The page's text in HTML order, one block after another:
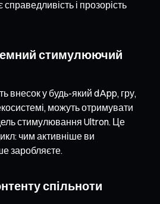
і прозорість
стимулюючий
внесок у будь-який dApp, гру,
можуть отримувати
стимулювання Ultron. Це
чим активніше ви
заробляєте.
спільноти